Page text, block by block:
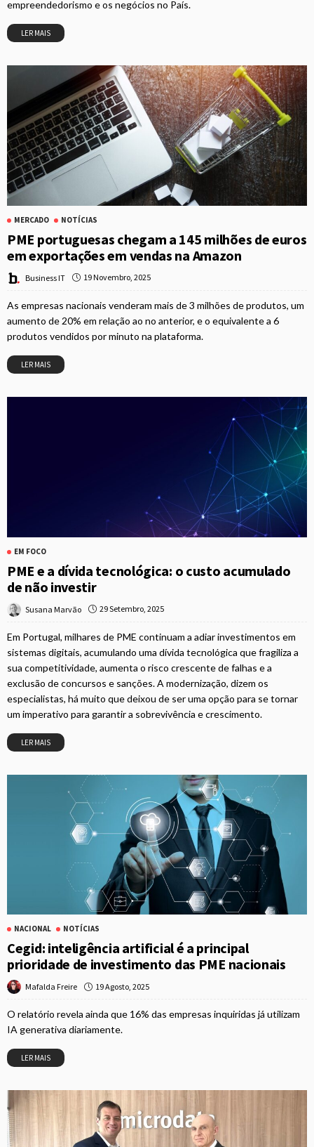
empreendedorismo e os negócios no País.
LER MAIS
MERCADO NOTÍCIAS
PME portuguesas chegam a 145 milhões de euros
em exportações em vendas na Amazon
Business IT 19 Novembro, 2025
As empresas nacionais venderam mais de 3 milhões de produtos, um
aumento de 20% em relação ao no anterior, e o equivalente a 6
produtos vendidos por minuto na plataforma.
LER MAIS
EM FOCO
PME e a dívida tecnológica: o custo acumulado
de não investir
Susana Marvão 29 Setembro, 2025
Em Portugal, milhares de PME continuam a adiar investimentos em
sistemas digitais, acumulando uma dívida tecnológica que fragiliza a
sua competitividade, aumenta o risco crescente de falhas e a
exclusão de concursos e sanções. A modernização, dizem os
especialistas, há muito que deixou de ser uma opção para se tornar
um imperativo para garantir a sobrevivência e crescimento.
LER MAIS
NACIONAL NOTÍCIAS
Cegid: inteligência artificial é a principal
prioridade de investimento das PME nacionais
Mafalda Freire 19 Agosto, 2025
O relatório revela ainda que 16% das empresas inquiridas já utilizam
IA generativa diariamente.
LER MAIS